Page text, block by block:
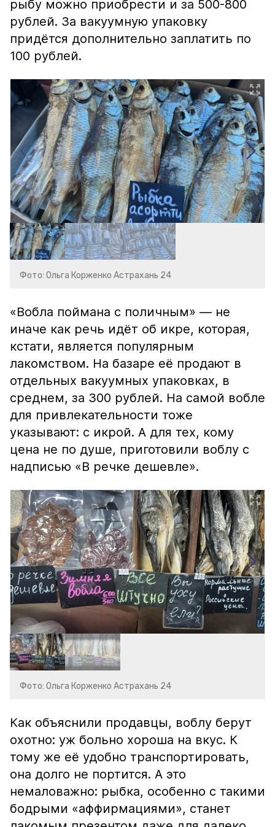
рыбу можно приобрести и за 500-800
рублей. За вакуумную упаковку
придётся дополнительно заплатить по
100 рублей.
Фото: Ольга Корженко Астрахань 24
«Вобла поймана с поличным» — не
иначе как речь идёт об икре, которая,
кстати, является популярным
лакомством. На базаре её продают в
отдельных вакуумных упаковках, в
среднем, за 300 рублей. На самой вобле
для привлекательности тоже
указывают: с икрой. А для тех, кому
цена не по душе, приготовили воблу с
надписью «В речке дешевле».
Фото: Ольга Корженко Астрахань 24
Как объяснили продавцы, воблу берут
охотно: уж больно хороша на вкус. К
тому же её удобно транспортировать,
она долго не портится. А это
немаловажно: рыбка, особенно с такими
бодрыми «аффирмациями», станет